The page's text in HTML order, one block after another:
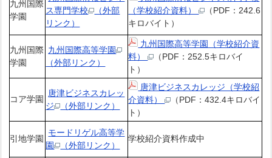
九州国際
学園
ス専門学校
（外部
リンク）
（学校紹介資料）
（PDF：242.6
キロバイト）
九州国際
学園
九州国際高等学園
（外部リンク）
九州国際高等学園（学校紹介資
料）
（PDF：252.5キロバイ
ト）
コア学園
唐津ビジネスカレッ
ジ
（外部リンク）
唐津ビジネスカレッジ（学校紹
介資料）
（PDF：432.4キロバイ
ト）
引地学園
モードリゲル高等学
園
（外部リンク）
学校紹介資料作成中